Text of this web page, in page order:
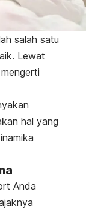
salah satu
Lewat
hal yang
Anda